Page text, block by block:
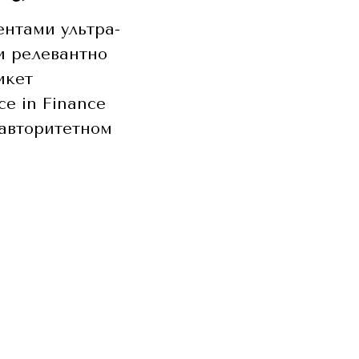
ультра-
релевантно
in Finance